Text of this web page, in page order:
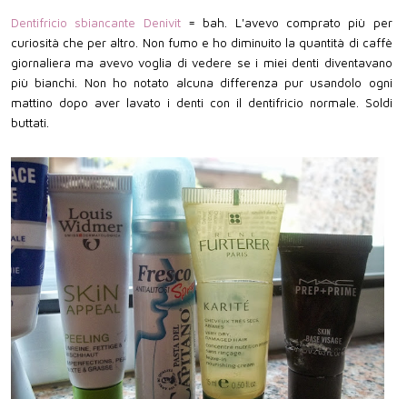
Dentifricio sbiancante Denivit= bah. L'avevo comprato più per
curiosità che per altro. Non fumo e ho diminuito la quantità di caffè
giornaliera ma avevo voglia di vedere se i miei denti diventavano
più bianchi. Non ho notato alcuna differenza pur usandolo ogni
mattino dopo aver lavato i denti con il dentifricio normale. Soldi
buttati.